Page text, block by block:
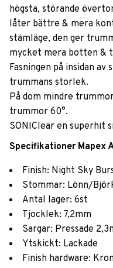
högsta, störande
låter bättre & mera
stämläge, den ger
mycket mera botten &
Fasningen på insidan
trummans storlek.
På dom mindre
trummor 60°.
SONIClear en superhit
Specifikationer Mapex
Finish: Night Sky
Stommar: Lönn/
Antal lager: 6st
Tjocklek: 7,2mm
Sargar: Pressade
Ytskickt: Lackade
Finish hardware: